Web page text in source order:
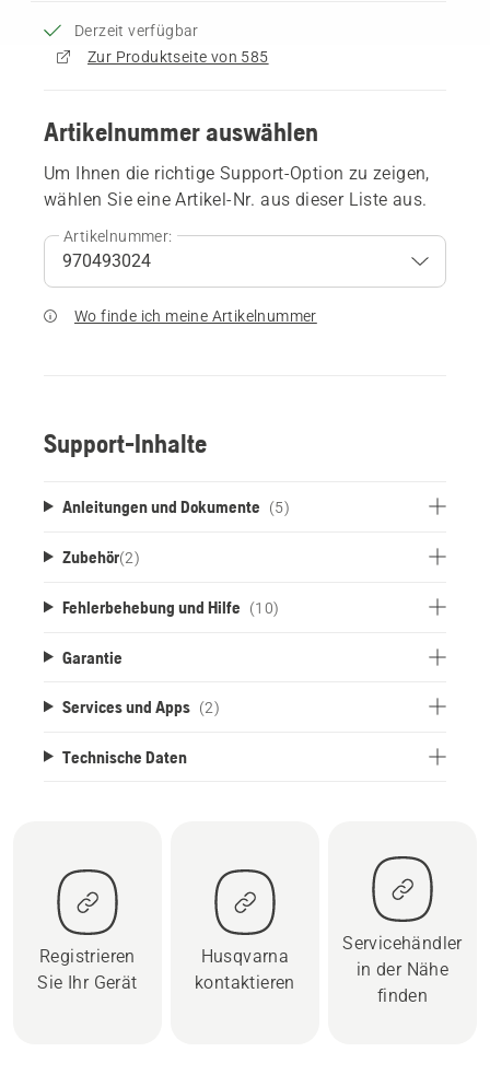
Derzeit verfügbar
Zur Produktseite von 585
Artikelnummer auswählen
Um Ihnen die richtige Support-Option zu zeigen,
wählen Sie eine Artikel-Nr. aus dieser Liste aus.
Artikelnummer:
Wo finde ich meine Artikelnummer
Support-Inhalte
Anleitungen und Dokumente (5)
Zubehör(2)
Fehlerbehebung und Hilfe (10)
Garantie
Services und Apps (2)
Technische Daten
Registrieren
Sie Ihr Gerät
Husqvarna
kontaktieren
Servicehändler
in der Nähe
finden